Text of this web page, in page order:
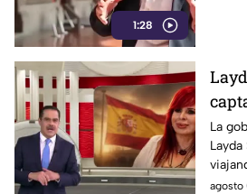
1:28
DIF
La
clase
agosto